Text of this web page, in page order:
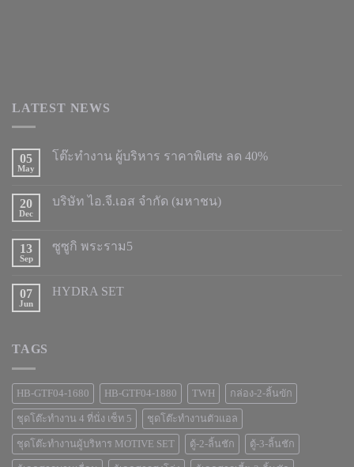
LATEST NEWS
05
May
โต๊ะทำงาน ผู้บริหาร ราคาพิเศษ ลด 40%
20
Dec
บริษัท ไอ.จี.เอส จำกัด (มหาชน)
13
Sep
ซูซูกิ พระราม5
07
Jun
HYDRA SET
TAGS
HB-GTF04-1680 HB-GTF04-1880 TWH กล่อง-2-ลิ้นฃัก
ชุดโต๊ะทำงาน 4 ที่นั่ง เซ็ท 5 ชุดโต๊ะทำงานตัวแอล
ชุดโต๊ะทำงานผู้บริหาร MOTIVE SET ตู้-2-ลิ้นชัก ตู้-3-ลิ้นชัก